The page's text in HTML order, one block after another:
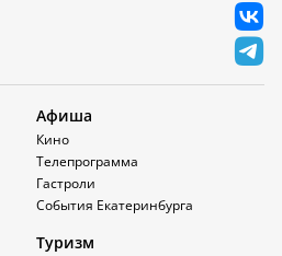
Афиша
Кино
Телепрограмма
Гастроли
События Екатеринбурга
Туризм